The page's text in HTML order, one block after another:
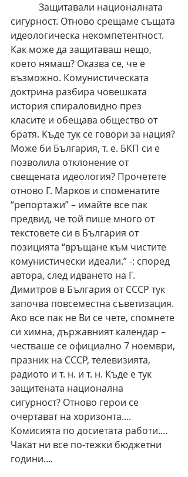
Защитавали националната
сигурност. Отново срещаме същата
идеологическа некомпетентност.
Как може да защитаваш нещо,
което нямаш? Оказва се, че е
възможно. Комунистическата
доктрина разбира човешката
история спираловидно през
класите и обещава общество от
братя. Къде тук се говори за нация?
Може би България, т. е. БКП си е
позволила отклонение от
свещената идеология? Прочетете
отново Г. Марков и споменатите
“репортажи” – имайте все пак
предвид, че той пише много от
текстовете си в България от
позицията “връщане към чистите
комунистически идеали.” -: според
автора, след идването на Г.
Димитров в България от СССР тук
започва повсеместна съветизация.
Ако все пак не Ви се чете, спомнете
си химна, държавният календар –
честваше се официално 7 ноември,
празник на СССР, телевизията,
радиото и т. н. и т. н. Къде е тук
защитената национална
сигурност? Отново герои се
очертават на хоризонта....
Комисията по досиетата работи....
Чакат ни все по-тежки бюджетни
години....